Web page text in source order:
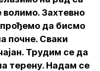
волимо. Захтевно
да бисмо
почне. Сваки
Трудим се да
терену. Надам се